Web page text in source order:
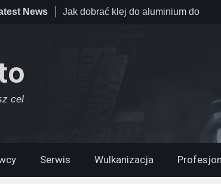
News
Jak dobrać klej do aluminium do
cel
Serwis Wulkanizacja